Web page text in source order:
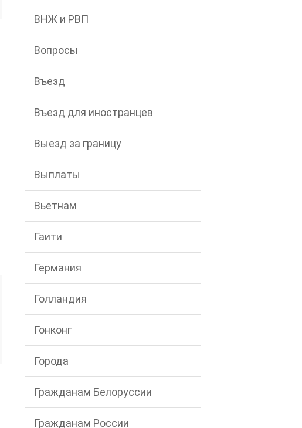
ВНЖ и РВП
Вопросы
Въезд
Въезд для иностранцев
Выезд за границу
Выплаты
Вьетнам
Гаити
Германия
Голландия
Гонконг
Города
Гражданам Белоруссии
Гражданам России